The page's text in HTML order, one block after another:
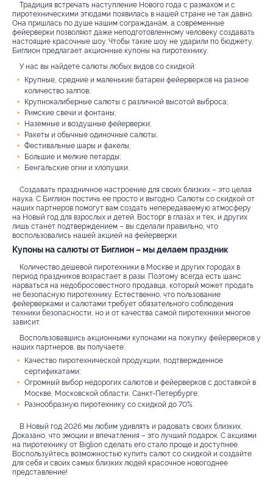
Традиция встречать наступление Нового года с размахом и с
пиротехническими этюдами появилась в нашей стране не так давно.
Она пришлась по душе нашим согражданам, а современные
фейерверки позволяют даже неподготовленному человеку создавать
настоящие красочные шоу. Чтобы такие шоу не ударили по бюджету,
Биглион предлагает акционные купоны на пиротехнику.
У нас вы найдете салюты любых видов со скидкой:
Крупные, средние и маленькие батареи фейерверков на разное
количество залпов;
Крупнокалиберные салюты с различной высотой выброса;
Римские свечи и фонтаны;
Наземные и воздушные фейерверки;
Ракеты и обычные одиночные салюты;
Фестивальные шары и факелы;
Большие и мелкие петарды;
Бенгальские огни и хлопушки.
Создавать праздничное настроение для своих близких – это целая
наука. С Биглион постичь ее просто и выгодно. Салюты со скидкой от
наших партнеров помогут вам создать непередаваемую атмосферу
на Новый год для взрослых и детей. Восторг в глазах и тех, и других
лишь станет подтверждением – вы сделали правильно, что
воспользовались нашей акцией на фейерверки.
Купоны на салюты от Биглион – мы делаем праздник
Количество дешевой пиротехники в Москве и других городах в
период праздников возрастает в разы. Поэтому всегда есть шанс
нарваться на недобросовестного продавца, который может продать
не безопасную пиротехнику. Естественно, что пользование
фейерверками и салютами требует обязательного соблюдения
техники безопасности, но и от качества самой пиротехники многое
зависит.
Воспользовавшись акционными купонами на покупку фейерверков у
наших партнеров, вы получаете:
Качество пиротехнической продукции, подтвержденное
сертификатами;
Огромный выбор недорогих салютов и фейерверков с доставкой в
Москве, Московской области, Санкт-Петербурге;
Разнообразную пиротехнику со скидкой до 70%.
В Новый год 2026 мы любим удивлять и радовать своих близких.
Доказано, что эмоции и впечатления – это лучший подарок. С акциями
на пиротехнику от Biglion сделать его стало проще и доступнее.
Воспользуйтесь возможностью купить салют со скидкой и создайте
для себя и своих самых близких людей красочное новогоднее
представление!